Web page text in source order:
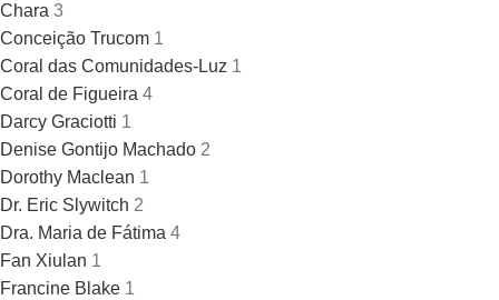
Chara 3
Conceição Trucom 1
Coral das Comunidades-Luz 1
Coral de Figueira 4
Darcy Graciotti 1
Denise Gontijo Machado 2
Dorothy Maclean 1
Dr. Eric Slywitch 2
Dra. Maria de Fátima 4
Fan Xiulan 1
Francine Blake 1